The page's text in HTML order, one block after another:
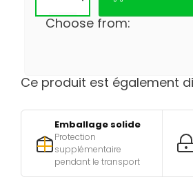
Choose from:
Ce produit est également
Emballage solide
Protection
supplémentaire
pendant le transport